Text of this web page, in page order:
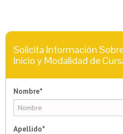
Solicita Información
Inicio y Modalidad de
Nombre*
Apellido*